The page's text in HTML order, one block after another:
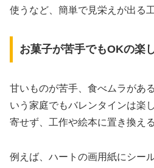
使うなど、簡単で見栄えが出る
お菓子が苦手でもOKの楽
甘いものが苦手、食べムラがあ
いう家庭でもバレンタインは楽
寄せず、工作や絵本に置き換え
例えば、ハートの画用紙にシー